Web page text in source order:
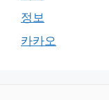
정보
카카오